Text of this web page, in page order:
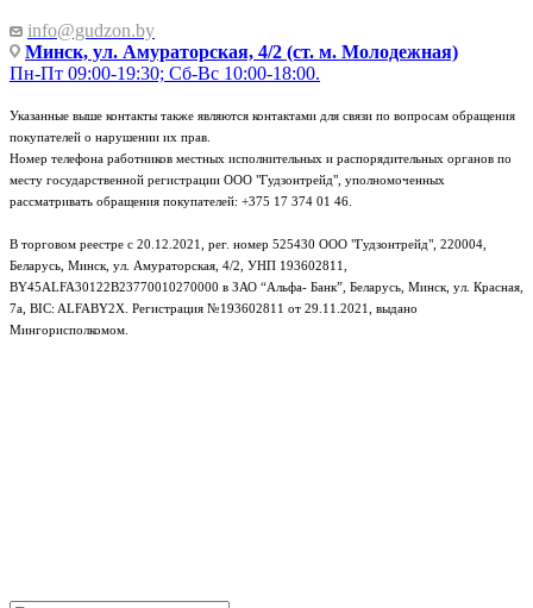
info@gudzon.by
Минск, ул. Амураторская, 4/2 (ст. м. Молодежная)
Пн-Пт 09:00-19:30; Сб-Вс 10:00-18:00.
Указанные выше контакты также являются контактами для связи по вопросам обращения
покупателей о нарушении их прав.
Номер телефона работников местных исполнительных и распорядительных органов по
месту государственной регистрации ООО "Гудзонтрейд", уполномоченных
рассматривать обращения покупателей: +375 17 374 01 46.
В торговом реестре с 20.12.2021, рег. номер 525430 ООО "Гудзонтрейд", 220004,
Беларусь, Минск, ул. Амураторская, 4/2, УНП 193602811,
BY45ALFA30122B23770010270000 в ЗАО “Альфа- Банк”, Беларусь, Минск, ул. Красная,
7а, BIC: ALFABY2X. Регистрация №193602811 от 29.11.2021, выдано
Мингорисполкомом.